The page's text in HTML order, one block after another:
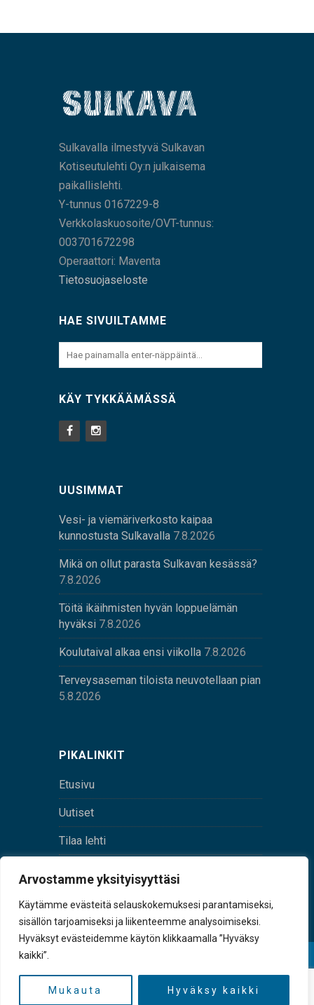
Arvostamme yksityisyyttäsi
Käytämme evästeitä selauskokemuksesi parantamiseksi,
sisällön tarjoamiseksi ja liikenteemme analysoimiseksi.
Hyväksyt evästeidemme käytön klikkaamalla ”Hyväksy
kaikki”.
Mukauta Hyväksy kaikki
Sulkavalla ilmestyvä Sulkavan
Kotiseutulehti Oy:n julkaisema
paikallislehti.
Y-tunnus 0167229-8
Verkkolaskuosoite/OVT-tunnus:
003701672298
Operaattori: Maventa
Tietosuojaseloste
HAE SIVUILTAMME
KÄY TYKKÄÄMÄSSÄ
UUSIMMAT
Vesi- ja viemäriverkosto kaipaa
kunnostusta Sulkavalla 7.8.2026
Mikä on ollut parasta Sulkavan kesässä?
7.8.2026
Töitä ikäihmisten hyvän loppuelämän
hyväksi 7.8.2026
Koulutaival alkaa ensi viikolla 7.8.2026
Terveysaseman tiloista neuvotellaan pian
5.8.2026
PIKALINKIT
Etusivu
Uutiset
Tilaa lehti
tunnus 0167229-8